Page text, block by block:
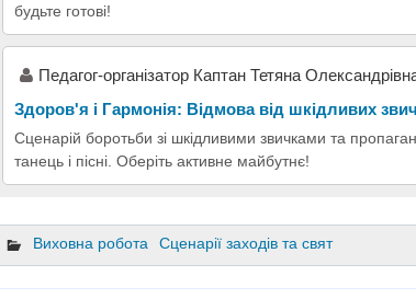
будьте готові!
Педагог-організатор Каптан Тетяна
Здоров'я і Гармонія: Відмова від шкідливих
Сценарій боротьби зі шкідливими звичками та
танець і пісні. Оберіть активне майбутнє!
Виховна робота Сценарії заходів та свят